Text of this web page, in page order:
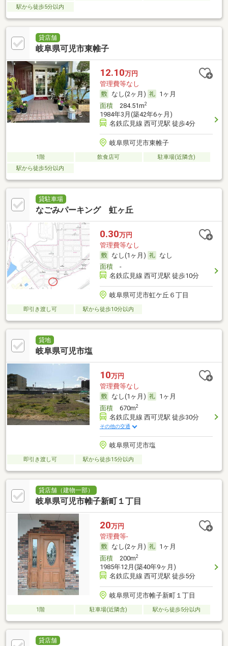
駅から徒歩5分以内
貸店舗
岐阜県可児市東帷子
12.10万円
管理費等なし
なし(2ヶ月)
1ヶ月
面積284.51m2
1984年3月(築42年6ヶ月)
名鉄広見線 西可児駅 徒歩4分
岐阜県可児市東帷子
1階 飲食店可
駐車場(近隣含)
駅から徒歩5分以内
貸駐車場
なごみパーキング 虹ヶ丘
0.30万円
管理費等なし
なし(1ヶ月)
なし
面積-
名鉄広見線 西可児駅 徒歩10分
岐阜県可児市虹ケ丘６丁目
即引き渡し可 駅から徒歩10分以内
貸地
岐阜県可児市塩
10万円
管理費等なし
なし(1ヶ月)
1ヶ月
面積670m2
名鉄広見線 西可児駅 徒歩30分
その他の交通
岐阜県可児市塩
即引き渡し可 駅から徒歩15分以内
貸店舗（建物一部）
岐阜県可児市帷子新町１丁目
20万円
管理費等-
なし(2ヶ月)
1ヶ月
面積200m2
1985年12月(築40年9ヶ月)
名鉄広見線 西可児駅 徒歩5分
岐阜県可児市帷子新町１丁目
1階 駐車場(近隣含) 駅から徒歩5分以内
貸店舗